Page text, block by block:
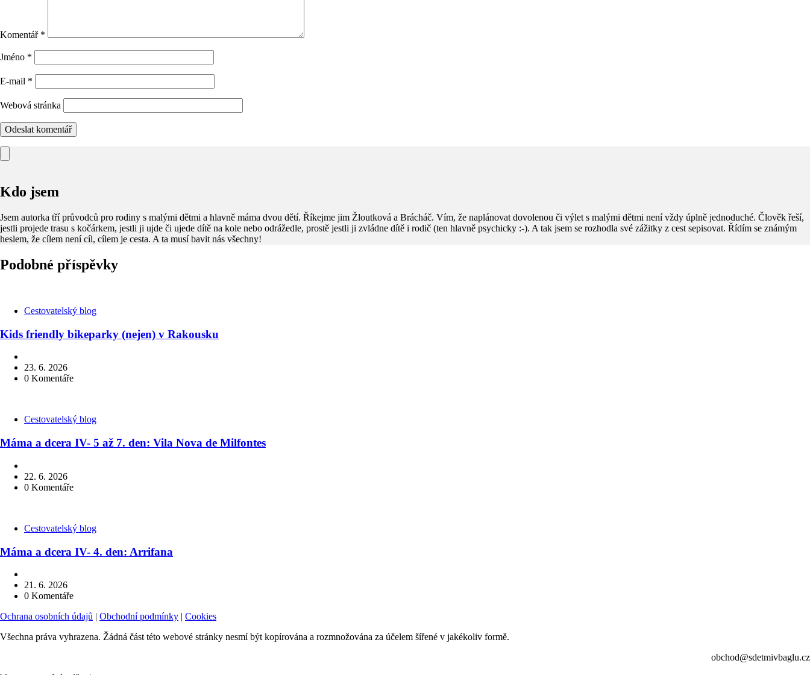
Komentář *
Jméno *
E-mail *
Webová stránka
Kdo jsem
Jsem autorka tří průvodců pro rodiny s malými dětmi a hlavně máma dvou dětí. Říkejme jim Žloutková a Brácháč. Vím, že naplánovat dovolenou či výlet s malými dětmi není vždy úplně jednoduché. Člověk řeší,
jestli projede trasu s kočárkem, jestli ji ujde či ujede dítě na kole nebo odrážedle, prostě jestli ji zvládne dítě i rodič (ten hlavně psychicky :-). A tak jsem se rozhodla své zážitky z cest sepisovat. Řídím se známým
heslem, že cílem není cíl, cílem je cesta. A ta musí bavit nás všechny!
Podobné příspěvky
KategorieCestovatelský blog
Kids friendly bikeparky (nejen) v Rakousku
23. 6. 2026
0 Komentáře
KategorieCestovatelský blog
Máma a dcera IV- 5 až 7. den: Vila Nova de Milfontes
22. 6. 2026
0 Komentáře
KategorieCestovatelský blog
Máma a dcera IV- 4. den: Arrifana
21. 6. 2026
0 Komentáře
Ochrana osobních údajů | Obchodní podmínky | Cookies
Všechna práva vyhrazena. Žádná část této webové stránky nesmí být kopírována a rozmnožována za účelem šířené v jakékoliv formě.
obchod@sdetmivbaglu.cz